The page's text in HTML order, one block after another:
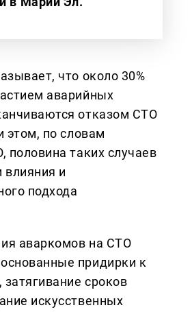
что около 30%
аварийных
отказом СТО
этом, по словам
половина таких случаев
влияния и
подхода
аваркомов на СТО
придирки к
затягивание сроков
искусственных